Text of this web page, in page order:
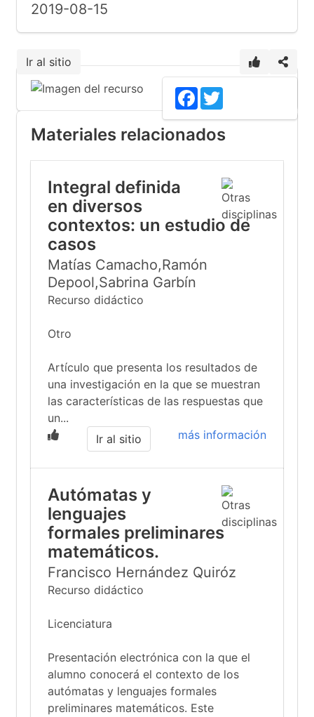
2019-08-15
Ir al sitio
Facebook
Materiales relacionados
Integral definida
en diversos
contextos: un estudio de
casos
Matías Camacho,Ramón
Depool,Sabrina Garbín
Recurso didáctico
Otro
Artículo que presenta los resultados de
una investigación en la que se muestran
las características de las respuestas que
un...
más información
Ir al sitio
Autómatas y
lenguajes
formales preliminares
matemáticos.
Francisco Hernández Quiróz
Recurso didáctico
Licenciatura
Presentación electrónica con la que el
alumno conocerá el contexto de los
autómatas y lenguajes formales
preliminares matemáticos. Este